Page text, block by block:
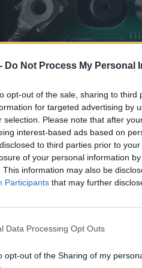
Do Not Process My Personal
opt-out of the sale, sharing to
for targeted advertising by
selection. Please note that after
interest-based ads based on
to third parties prior to
of your personal information
This information may also be
Participants that may further
Data Processing Opt Outs
opt-out of the Sharing of my
csavarokkal volt
mert kb. megfolyt